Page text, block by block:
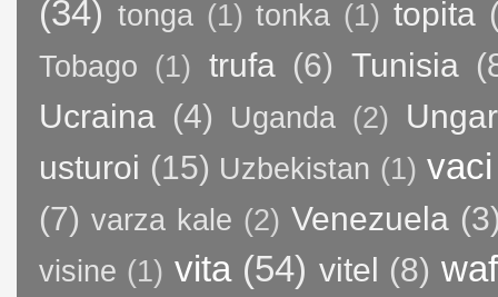
(34) tonga (1) tonka (1) topita
Tobago (1) trufa (6) Tunisia
Ucraina (4) Uganda (2)
usturoi (15) Uzbekistan (1) vaci
(7) varza kale (2) Venezuela
visine (1) vita (54) vitel (8)